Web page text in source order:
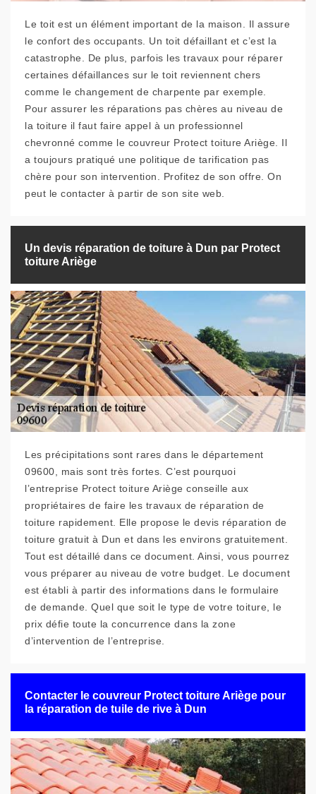
Le toit est un élément important de la maison. Il assure
le confort des occupants. Un toit défaillant et c’est la
catastrophe. De plus, parfois les travaux pour réparer
certaines défaillances sur le toit reviennent chers
comme le changement de charpente par exemple.
Pour assurer les réparations pas chères au niveau de
la toiture il faut faire appel à un professionnel
chevronné comme le couvreur Protect toiture Ariège. Il
a toujours pratiqué une politique de tarification pas
chère pour son intervention. Profitez de son offre. On
peut le contacter à partir de son site web.
Un devis réparation de toiture à Dun par Protect
toiture Ariège
Les précipitations sont rares dans le département
09600, mais sont très fortes. C’est pourquoi
l’entreprise Protect toiture Ariège conseille aux
propriétaires de faire les travaux de réparation de
toiture rapidement. Elle propose le devis réparation de
toiture gratuit à Dun et dans les environs gratuitement.
Tout est détaillé dans ce document. Ainsi, vous pourrez
vous préparer au niveau de votre budget. Le document
est établi à partir des informations dans le formulaire
de demande. Quel que soit le type de votre toiture, le
prix défie toute la concurrence dans la zone
d’intervention de l’entreprise.
Contacter le couvreur Protect toiture Ariège pour
la réparation de tuile de rive à Dun